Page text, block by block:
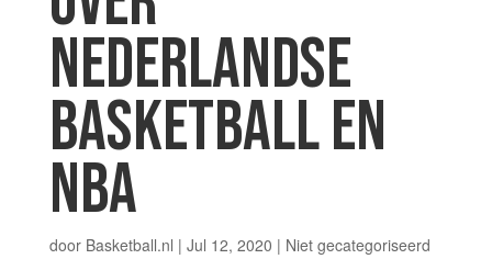
NEDERLANDSE
BASKETBALL EN
NBA
door Basketball.nl | Jul 12, 2020 | Niet gecategoriseerd